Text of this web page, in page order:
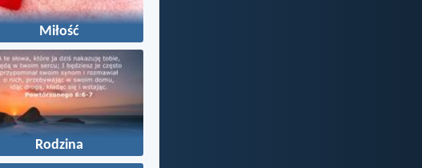
Miłość
Rodzina